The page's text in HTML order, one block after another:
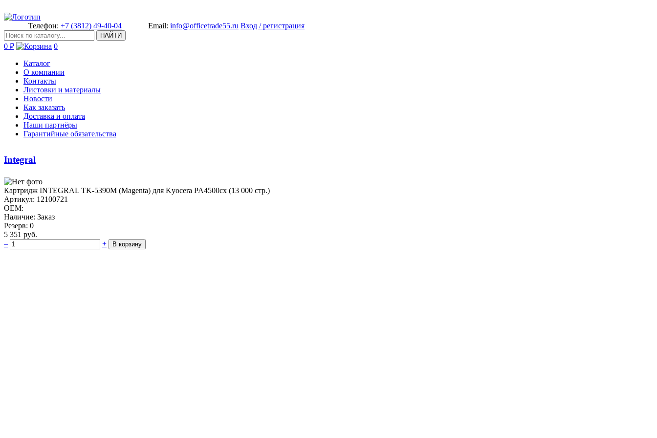
Телефон: +7 (3812) 49-40-04 Email: info@officetrade55.ru Вход / регистрация
НАЙТИ
0 ₽ 0
Каталог
О компании
Контакты
Листовки и материалы
Новости
Как заказать
Доставка и оплата
Наши партнёры
Гарантийные обязательства
Integral
Картридж IN­TEGRAL TK-5390M (Magenta) для ­Kyocera PA4500cx (13 000 стр.)­
Артикул: 12100721
OEM:
Наличие: Заказ
Резерв: 0
5 351 руб.
–
+ В корзину